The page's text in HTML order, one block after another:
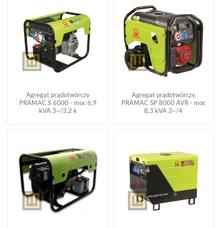
Agregat prądotwórczy
PRAMAC S 6000 - moc 6,9
kVA 3~/3,2 k
Agregat prądotwórczy
PRAMAC SP 8000 AVR - moc
8,3 kVA 3~/4